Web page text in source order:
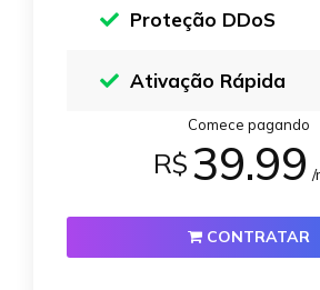
Proteção DDoS
Ativação Rápida
Comece pagando
R$ 39.99 /
CONTRATAR